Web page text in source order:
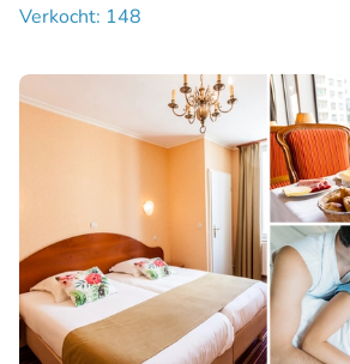
Verkocht: 148